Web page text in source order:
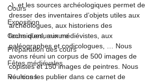
Cours
Exposition
Cours d'enluminure
Préparation des cours
Fêtes médiévales
Réunions
-), et les sources archéologiques permet de
dresser des inventaires d’objets utiles aux
archéologues, aux historiens des
techniques, aux médiévistes, aux
paléographes et codicologues, … Nous
avons réuni un corpus de 500 images de
copistes et 150 images de peintres. Nous
voulons les publier dans ce carnet de